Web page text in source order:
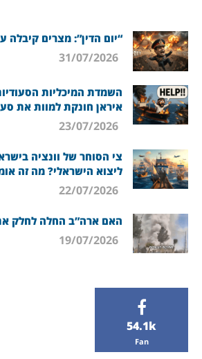
“יום הדין”: מצרים קיבלה
השמדת המיכליות
איראן חונקת למוות את
צי הסוחר של וונציה
ליצוא הישראלי? מה זה
האם ארה”ב החלה לחלק
54.1k
Fan